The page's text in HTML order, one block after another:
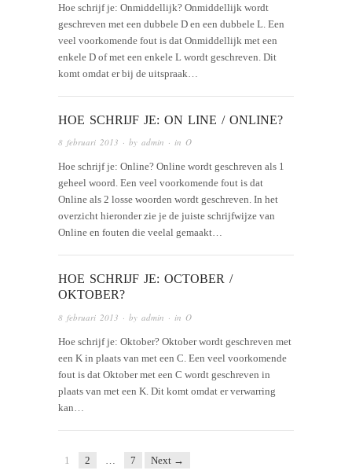
Hoe schrijf je: Onmiddellijk? Onmiddellijk wordt
geschreven met een dubbele D en een dubbele L. Een
veel voorkomende fout is dat Onmiddellijk met een
enkele D of met een enkele L wordt geschreven. Dit
komt omdat er bij de uitspraak…
HOE SCHRIJF JE: ON LINE / ONLINE?
8 februari 2013 · by admin · in O
Hoe schrijf je: Online? Online wordt geschreven als 1
geheel woord. Een veel voorkomende fout is dat
Online als 2 losse woorden wordt geschreven. In het
overzicht hieronder zie je de juiste schrijfwijze van
Online en fouten die veelal gemaakt…
HOE SCHRIJF JE: OCTOBER /
OKTOBER?
8 februari 2013 · by admin · in O
Hoe schrijf je: Oktober? Oktober wordt geschreven met
een K in plaats van met een C. Een veel voorkomende
fout is dat Oktober met een C wordt geschreven in
plaats van met een K. Dit komt omdat er verwarring
kan…
1 2 7 Next →